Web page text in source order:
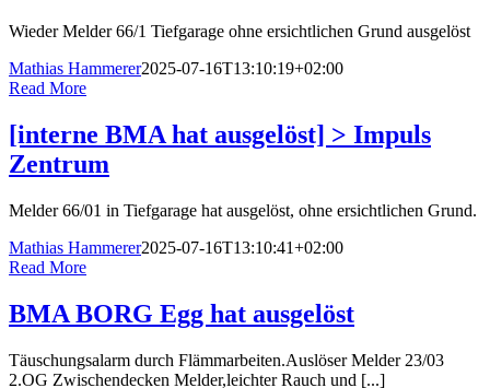
Wieder Melder 66/1 Tiefgarage ohne ersichtlichen Grund ausgelöst
Mathias Hammerer2025-07-16T13:10:19+02:00
Read More
[interne BMA hat ausgelöst] > Impuls
Zentrum
Melder 66/01 in Tiefgarage hat ausgelöst, ohne ersichtlichen Grund.
Mathias Hammerer2025-07-16T13:10:41+02:00
Read More
BMA BORG Egg hat ausgelöst
Täuschungsalarm durch Flämmarbeiten.Auslöser Melder 23/03
2.OG Zwischendecken Melder,leichter Rauch und [...]